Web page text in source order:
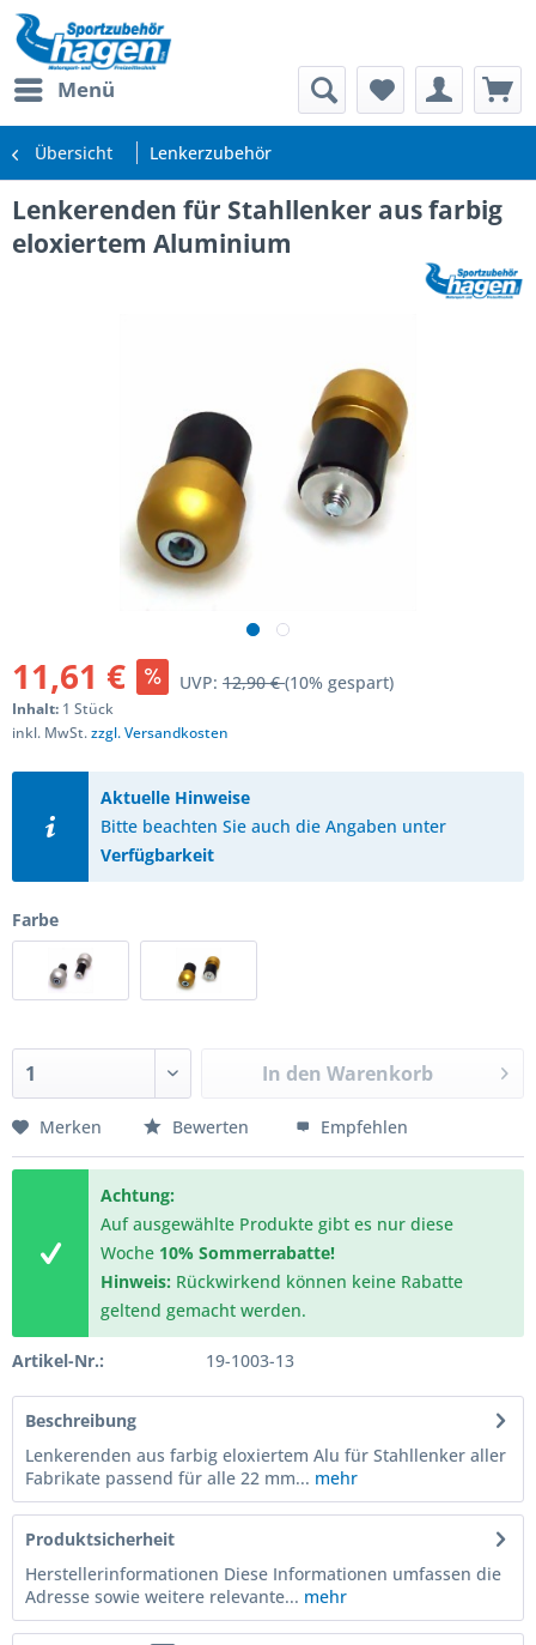
Menü
Übersicht Lenkerzubehör
Lenkerenden für Stahllenker aus farbig
eloxiertem Aluminium
11,61 € UVP: 12,90 €(10% gespart)
Inhalt: 1 Stück
inkl. MwSt.zzgl. Versandkosten
Aktuelle Hinweise
Bitte beachten Sie auch die Angaben unter
Verfügbarkeit
Farbe
In den Warenkorb
Merken Bewerten Empfehlen
Achtung:
Auf ausgewählte Produkte gibt es nur diese
Woche 10% Sommerrabatte!
Hinweis: Rückwirkend können keine Rabatte
geltend gemacht werden.
Artikel-Nr.: 19-1003-13
Beschreibung
Lenkerenden aus farbig eloxiertem Alu für Stahllenker aller
Fabrikate passend für alle 22 mm... mehr
Produktsicherheit
Herstellerinformationen Diese Informationen umfassen die
Adresse sowie weitere relevante... mehr